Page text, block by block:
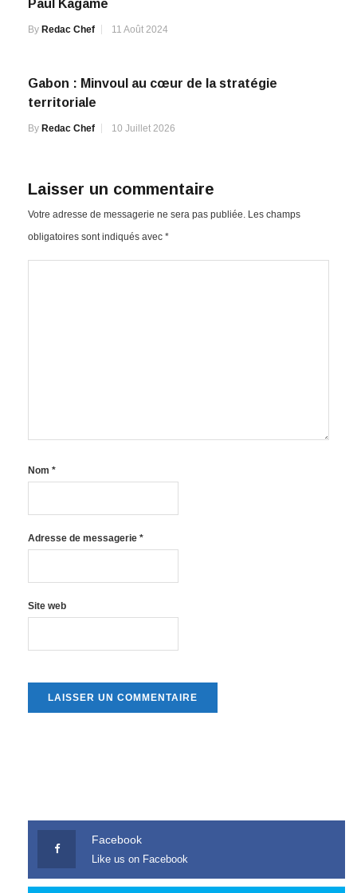
Paul Kagame
By Redac Chef 11 Août 2024
Gabon : Minvoul au cœur de la stratégie
territoriale
By Redac Chef 10 Juillet 2026
Laisser un commentaire
Votre adresse de messagerie ne sera pas publiée. Les champs
obligatoires sont indiqués avec *
Nom *
Adresse de messagerie *
Site web
Facebook
Like us on Facebook